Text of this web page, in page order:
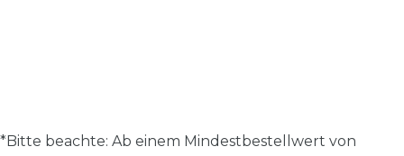
*Bitte beachte: Ab einem Mindestbestellwert von